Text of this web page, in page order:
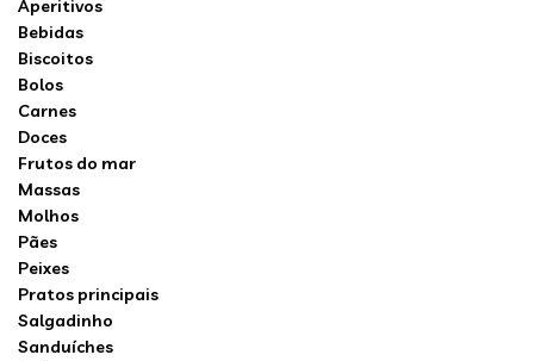
Aperitivos
Bebidas
Biscoitos
Bolos
Carnes
Doces
Frutos do mar
Massas
Molhos
Pães
Peixes
Pratos principais
Salgadinho
Sanduíches